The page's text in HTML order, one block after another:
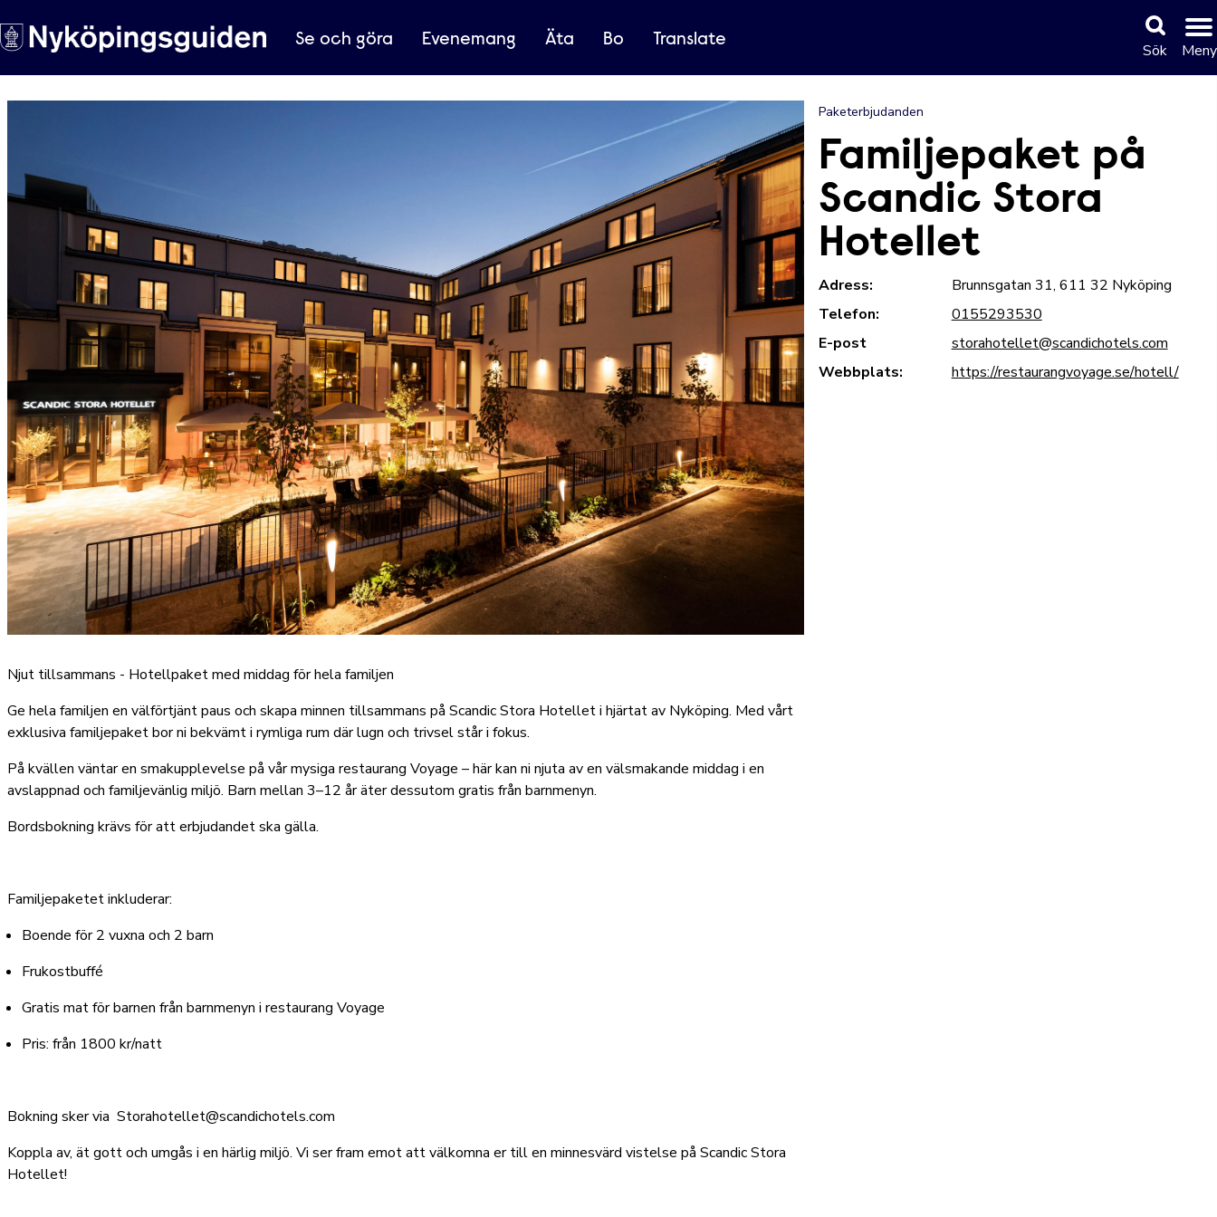
Se och göra Evenemang Äta Bo Translate
Sök Meny
Paketerbjudanden
Familjepaket på
Scandic Stora
Hotellet
Adress:
Brunnsgatan 31, 611 32 Nyköping
Telefon:
0155293530
E-post
storahotellet@scandichotels.com
Webbplats:
https://restaurangvoyage.se/hotell/
Njut tillsammans - Hotellpaket med middag för hela familjen
Ge hela familjen en välförtjänt paus och skapa minnen tillsammans på Scandic Stora Hotellet i hjärtat av Nyköping. Med vårt
exklusiva familjepaket bor ni bekvämt i rymliga rum där lugn och trivsel står i fokus.
På kvällen väntar en smakupplevelse på vår mysiga restaurang Voyage – här kan ni njuta av en välsmakande middag i en
avslappnad och familjevänlig miljö. Barn mellan 3–12 år äter dessutom gratis från barnmenyn.
Bordsbokning krävs för att erbjudandet ska gälla.
Familjepaketet inkluderar:
Boende för 2 vuxna och 2 barn
Frukostbuffé
Gratis mat för barnen från barnmenyn i restaurang Voyage
Pris: från 1800 kr/natt
Bokning sker via Storahotellet@scandichotels.com
Koppla av, ät gott och umgås i en härlig miljö. Vi ser fram emot att välkomna er till en minnesvärd vistelse på Scandic Stora
Hotellet!